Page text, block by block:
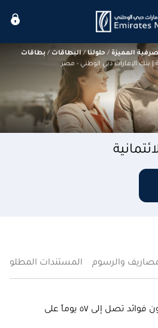
المميزة /حلولنا/البطاقات / بطاقات
| بنك الإمارات دبي الوطني - مصر
والرسوم المستندات المطلوبة
تمتع بفترة سماح بدون فوائد تصل إلى ٥٧ يوماً على